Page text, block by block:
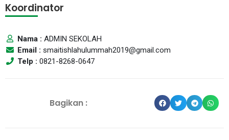
Koordinator
Nama : ADMIN SEKOLAH
Email : smaitishlahulummah2019@gmail.com
Telp : 0821-8268-0647
Bagikan :